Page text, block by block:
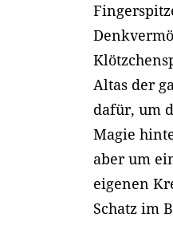
Altas der
dafür, um
Magie
aber um
eigenen
Schatz im